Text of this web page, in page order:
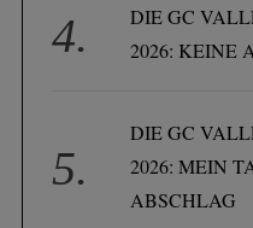
DIE GC
2026: KEINE
DIE GC
2026: MEIN
ABSCHLAG